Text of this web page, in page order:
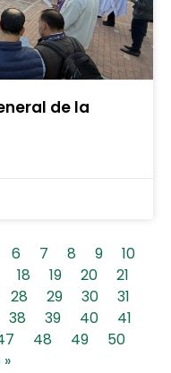
de la
6 7 8 9
10
18 19 20
21
28 29 30
31
38 39 40
41
48 49
50